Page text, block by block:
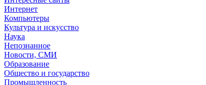
Интернет
Компьютеры
Культура и искусство
Наука
Непознанное
Новости, СМИ
Образование
Общество и государство
Промышленность